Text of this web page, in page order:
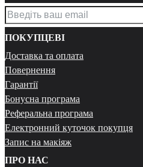
ПОКУПЦЕВІ
Доставка та оплата
Повернення
Гарантії
Бонусна програма
Реферальна програма
Електронний куточок покупця
Запис на макіяж
ПРО НАС